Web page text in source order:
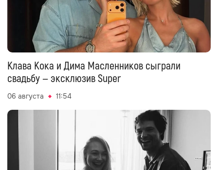
Клава Кока и Дима Масленников сыграли
свадьбу — эксклюзив Super
06 августа 11:54